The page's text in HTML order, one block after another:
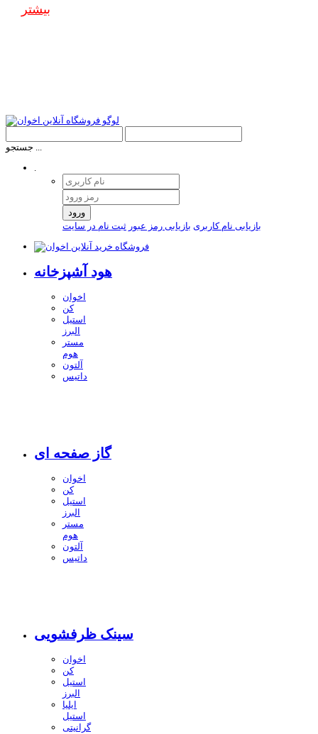
جستجو ...
.
ورود
بازیابی نام کاربری بازیابی رمز عبور ثبت نام در سایت
هود آشپزخانه
اخوان
کن
استیل
البرز
مستر
هوم
آلتون
داتیس
گاز صفحه ای
اخوان
کن
استیل
البرز
مستر
هوم
آلتون
داتیس
سینک ظرفشویی
اخوان
کن
استیل
البرز
ایلیا
استیل
گرانیتی
بیشتر